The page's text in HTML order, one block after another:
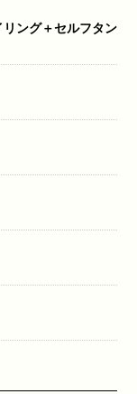
ング＋セルフタン